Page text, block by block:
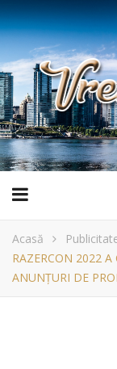
Acasă
RAZERCON 2022
ANUNȚURI DE